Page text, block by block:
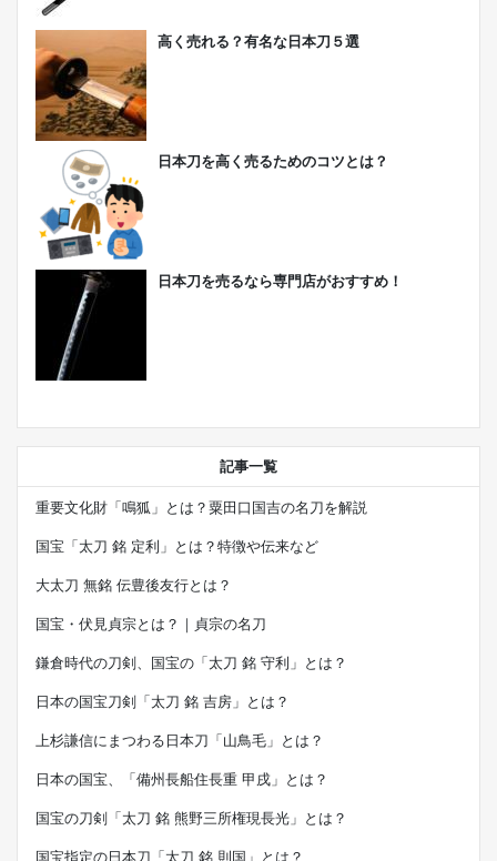
高く売れる？有名な日本刀５選
日本刀を高く売るためのコツとは？
日本刀を売るなら専門店がおすすめ！
記事一覧
重要文化財「鳴狐」とは？粟田口国吉の名刀を解説
国宝「太刀 銘 定利」とは？特徴や伝来など
大太刀 無銘 伝豊後友行とは？
国宝・伏見貞宗とは？｜貞宗の名刀
鎌倉時代の刀剣、国宝の「太刀 銘 守利」とは？
日本の国宝刀剣「太刀 銘 吉房」とは？
上杉謙信にまつわる日本刀「山鳥毛」とは？
日本の国宝、「備州長船住長重 甲戌」とは？
国宝の刀剣「太刀 銘 熊野三所権現長光」とは？
国宝指定の日本刀「太刀 銘 則国」とは？